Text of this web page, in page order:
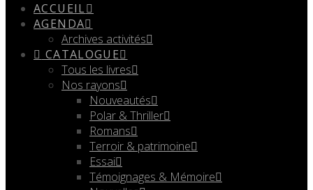
ACCUEIL
AGENDA
Archives activités
CATALOGUE
Tous les livres
Nos rayons
Nouveautés
Polar & Thriller
Romans
Terroir & patrimoine
Essai
Témoignages & Mémoire